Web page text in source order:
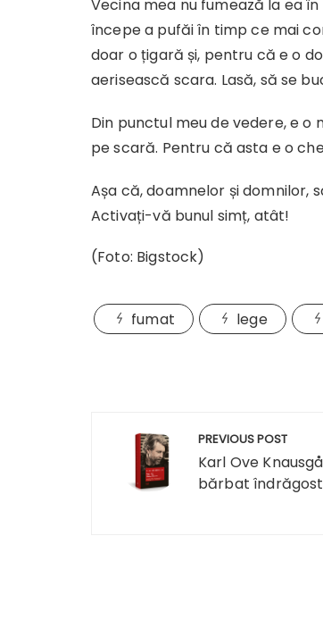
Vecina mea nu fumează la ea
începe a pufăi în timp ce mai
doar o țigară și, pentru că e o
aerisească scara. Lasă, să se
Din punctul meu de vedere, e
pe scară. Pentru că asta e o
Așa că, doamnelor și domnilor,
Activați-vă bunul simț, atât!
(Foto: Bigstock)
fumat lege
Navigare
articole
PREVIOUS POST
Karl Ove
bărbat